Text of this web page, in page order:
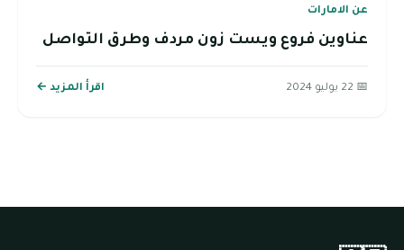
عن الامارات
عناوين فروع ويست زون مردف وطرق التواصل
📅 22 يوليو 2024 اقرأ المزيد ←